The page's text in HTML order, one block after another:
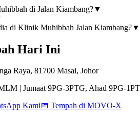
di Jalan Kiambang?▼
di Klinik Muhibbah Jalan Kiambang?▼
Hari Ini
Raya, 81700 Masai, Johor
| Jumaat 9PG-3PTG, Ahad 9PG-
Kami📅 Tempah di MOVO-X